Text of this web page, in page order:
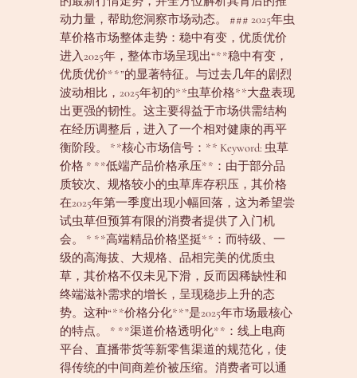
动力量，帮助您洞察市场动态。 ### 2025年虫
草价格市场整体走势：稳中有变，优质优价
进入2025年，整体市场呈现出“**稳中有变，
优质优价**”的显著特征。与过去几年的剧烈
波动相比，2025年初的**虫草价格**大盘表现
出更强的韧性。这主要得益于市场供需结构
在经历调整后，进入了一个相对健康的再平
衡阶段。 **核心市场信号：** Keyword: 虫草
价格 * **低端产品价格承压**：由于部分品
质较次、规格较小的虫草库存积压，其价格
在2025年第一季度出现小幅回落，这为希望尝
试虫草但预算有限的消费者提供了入门机
会。 * **高端精品价格坚挺**：而特级、一
级的高海拔、大规格、品相完美的优质虫
草，其价格不仅未见下滑，反而因稀缺性和
终端滋补需求的增长，呈现稳步上升的态
势。这种“**价格分化**”是2025年市场最核心
的特点。 * **渠道价格透明化**：线上电商
平台、直播带货等新零售渠道的规范化，使
得传统的中间商差价被压缩。消费者可以通